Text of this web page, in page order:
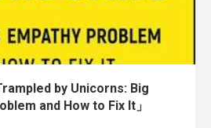
by Unicorns: Big
and How to Fix It」